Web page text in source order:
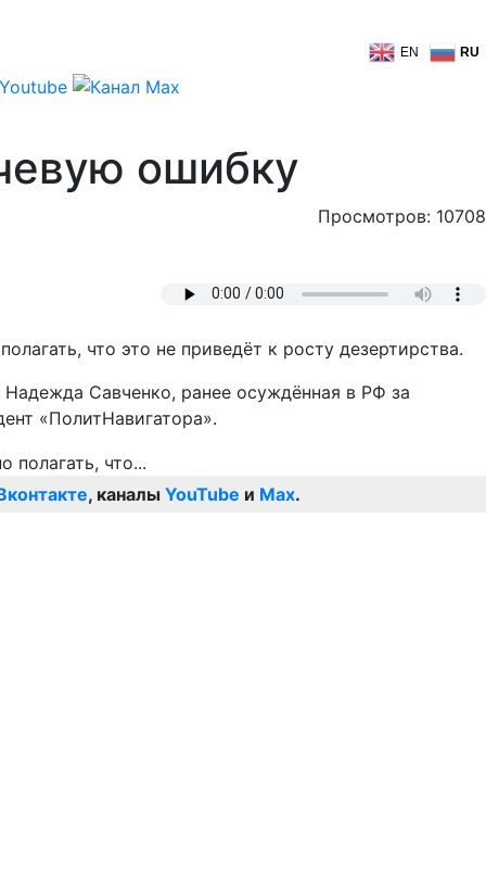
EN RU
ошибку
Просмотров: 10708
что это не приведёт к росту дезертирства.
Савченко, ранее осуждённая в РФ за
«ПолитНавигатора».
, каналы YouTube и Max.